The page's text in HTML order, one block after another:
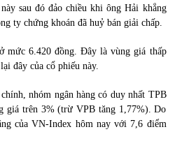
sau đó đảo chiều khi ông Hải khẳng
ty chứng khoán đã huỷ bán giải chấp.
mức 6.420 đồng. Đây là vùng giá thấp
đây của cổ phiếu này.
nhóm ngân hàng có duy nhất TPB
giá trên 3% (trừ VPB tăng 1,77%). Do
của VN-Index hôm nay với 7,6 điểm